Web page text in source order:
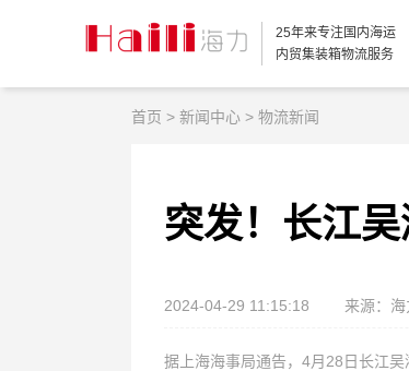
25年来专注国内海运
内贸集装箱物流服务
首页 > 新闻中心 > 物流新闻
突发！长江
2024-04-29 11:15:18 来源：
据上海海事局通告，4月28日长江